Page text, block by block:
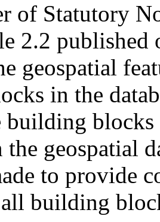
of Statutory
2.2 published
geospatial
in the
building
geospatial
to provide
building